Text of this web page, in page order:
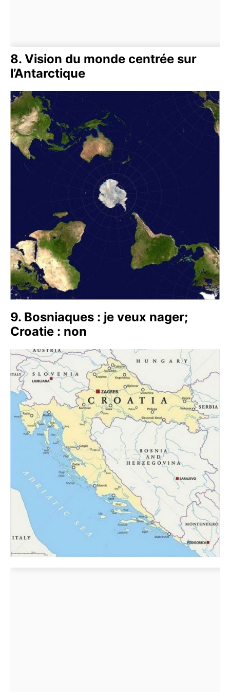
8. Vision du monde centrée sur
l’Antarctique
9. Bosniaques : je veux nager;
Croatie : non